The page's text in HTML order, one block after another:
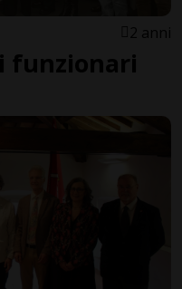
2 anni
funzionari